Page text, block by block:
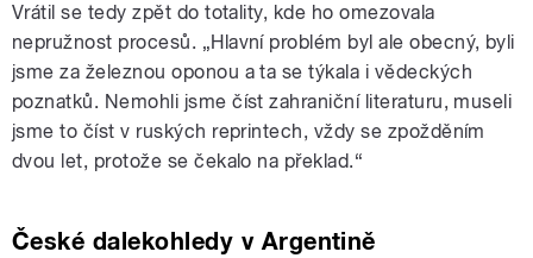
Vrátil se tedy zpět do totality, kde ho omezovala
nepružnost procesů. „Hlavní problém byl ale obecný, byli
jsme za železnou oponou a ta se týkala i vědeckých
poznatků. Nemohli jsme číst zahraniční literaturu, museli
jsme to číst v ruských reprintech, vždy se zpožděním
dvou let, protože se čekalo na překlad.“
České dalekohledy v Argentině